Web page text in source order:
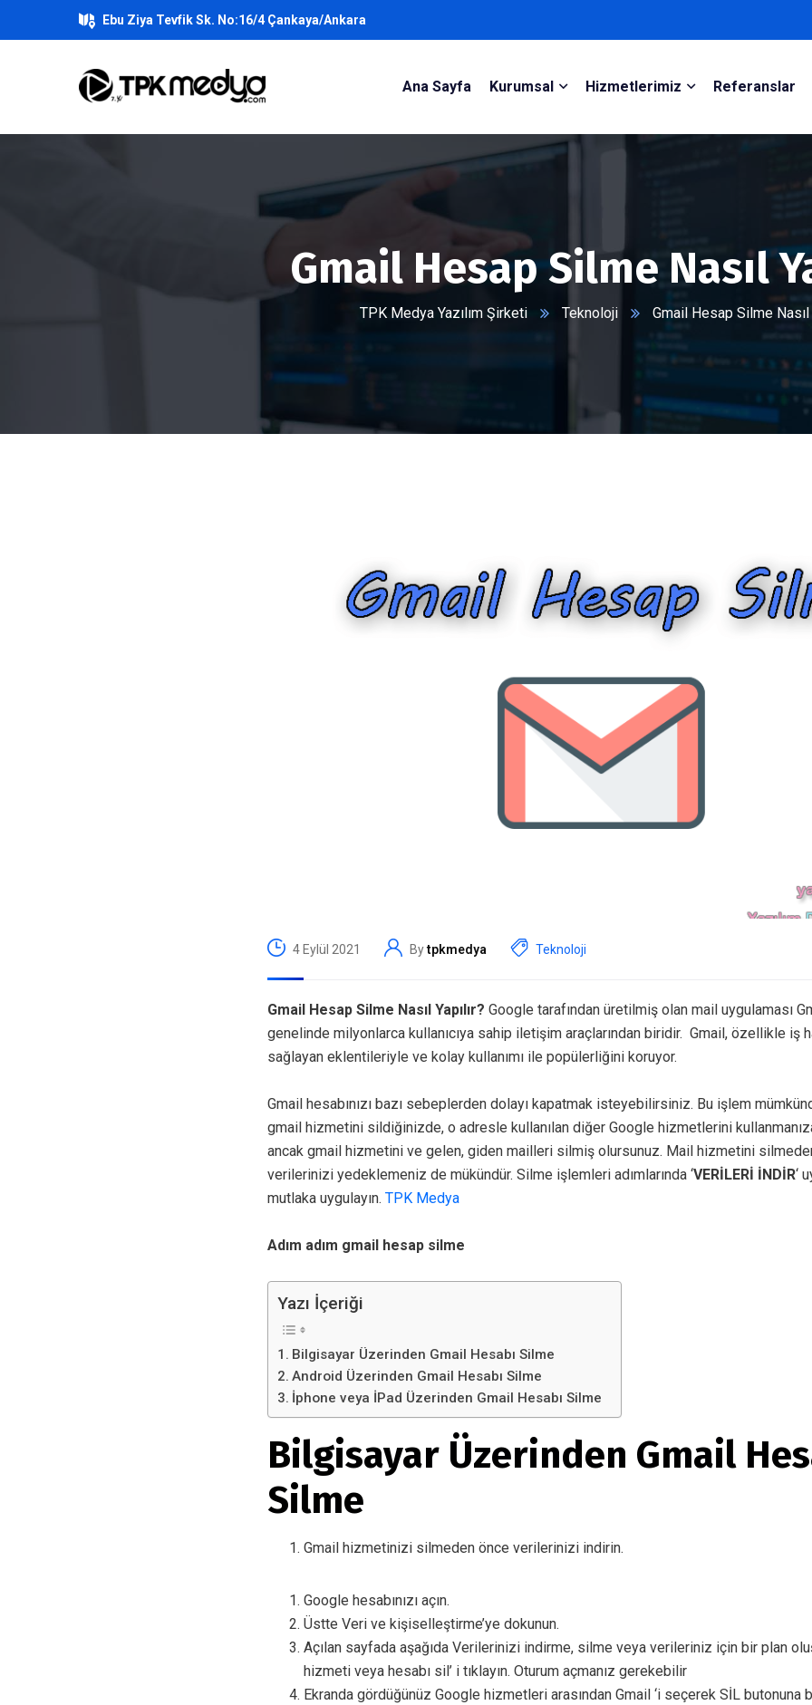
Ebu Ziya Tevfik Sk. No:16/4 Çankaya/Ankara
Ana Sayfa Kurumsal Hizmetlerimiz Referanslar
Gmail Hesap Silme Nasıl
TPK Medya Yazılım Şirketi Teknoloji Gmail Hesap Silme Nasıl
4 Eylül 2021 Bytpkmedya Teknoloji
Gmail Hesap Silme Nasıl Yapılır? Google tarafından üretilmiş olan mail uygulaması
genelinde milyonlarca kullanıcıya sahip iletişim araçlarından biridir. Gmail, özellikle iş
sağlayan eklentileriyle ve kolay kullanımı ile popülerliğini koruyor.
Gmail hesabınızı bazı sebeplerden dolayı kapatmak isteyebilirsiniz. Bu işlem
gmail hizmetini sildiğinizde, o adresle kullanılan diğer Google hizmetlerini
ancak gmail hizmetini ve gelen, giden mailleri silmiş olursunuz. Mail hizmetini
verilerinizi yedeklemeniz de mükündür. Silme işlemleri adımlarında ‘VERİLERİ İNDİR‘
mutlaka uygulayın. TPK Medya
Adım adım gmail hesap silme
Yazı İçeriği
Bilgisayar Üzerinden Gmail Hesabı Silme
Android Üzerinden Gmail Hesabı Silme
İphone veya İPad Üzerinden Gmail Hesabı Silme
Bilgisayar Üzerinden Gmail
Silme
Gmail hizmetinizi silmeden önce verilerinizi indirin.
Google hesabınızı açın.
Üstte Veri ve kişiselleştirme’ye dokunun.
Açılan sayfada aşağıda Verilerinizi indirme, silme veya verileriniz için bir plan
hizmeti veya hesabı sil’ i tıklayın. Oturum açmanız gerekebilir
Ekranda gördüğünüz Google hizmetleri arasından Gmail ‘i seçerek SİL butonuna